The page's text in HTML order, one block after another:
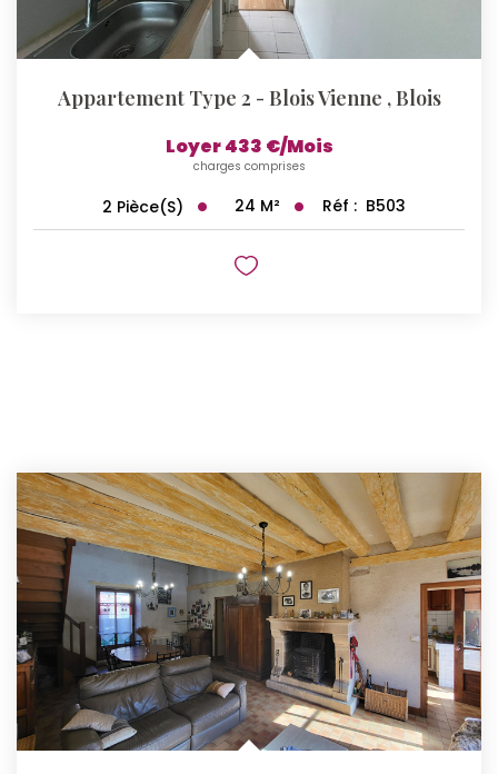
Appartement Type 2 - Blois Vienne ,Blois
Loyer 433 €/mois
charges comprises
2 Pièce(s) 24 M² Réf : B503